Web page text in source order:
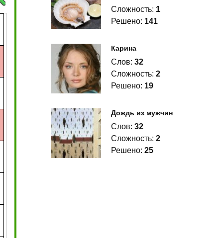
Сложность: 1
Решено: 141
Карина
Слов: 32
Сложность: 2
Решено: 19
Дождь из мужчин
Слов: 32
Сложность: 2
Решено: 25